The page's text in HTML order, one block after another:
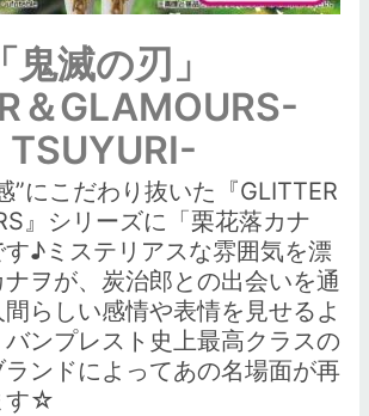
滅の刃」
＆GLAMOURS-
”にこだわり抜いた『GLITTER
』シリーズに「栗花落カナ
♪ミステリアスな雰囲気を漂
ヲが、炭治郎との出会いを通
らしい感情や表情を見せるよ
バンプレスト史上最高クラスの
ンドによってあの名場面が再
す☆